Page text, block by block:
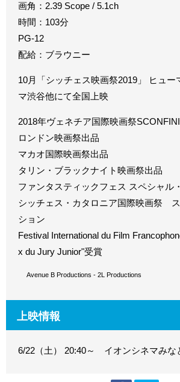
画角：2.39 Scope / 5.1ch
時間：103分
PG-12
配給：ブラウニー
10月「シッチェス映画祭2019」 ヒュー
マ渋谷他にて全国上映
2018年ヴェネチア国際映画祭
ロンドン映画祭出品
マカオ国際映画祭出品
タリン・ブラックナイト映画祭出品
ファンタスティックフェス スペシャル
シッチェス・カタロニア国際映画祭
ション
Festival International du Film
x du Jury Junior"受賞
© Avenue B Productions - 2L Productions
上映情報
6/22（土） 20:40～ イオンシネマみな